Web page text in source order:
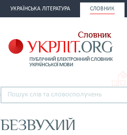
УКРАЇНСЬКА ЛІТЕРАТУРА СЛОВНИК
БЕЗВУХИЙ